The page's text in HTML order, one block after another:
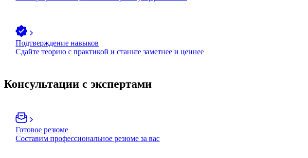
Подтверждение навыков
Сдайте теорию с практикой и станьте заметнее и ценнее
Консультации с экспертами
Готовое резюме
Составим профессиональное резюме за вас